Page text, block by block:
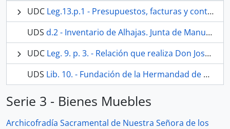
UDC Leg.13.p.1 - Presupuestos, facturas y contratos
UDS d.2 - Inventario de Alhajas. Junta de Manuel García Guerbós
UDC Leg. 9. p. 3. - Relación que realiza Don José Sanz de las Donaciones de joyas por parte de distintos fieles devotos a la Virgen de los Dolores, e Inventario de alhajas de Nra. Sra. de los Dolores realizado por Cristóbal de Andrés y Manuel García Guerbós.
UDS Lib. 10. - Fundación de la Hermandad de Ntra. Sra. de Dolores, de San Juan, y Inbentarios del años 1799 y 1842. Nº 21.
Serie 3 - Bienes Muebles
Archicofradía Sacramental de Nuestra Señora de los